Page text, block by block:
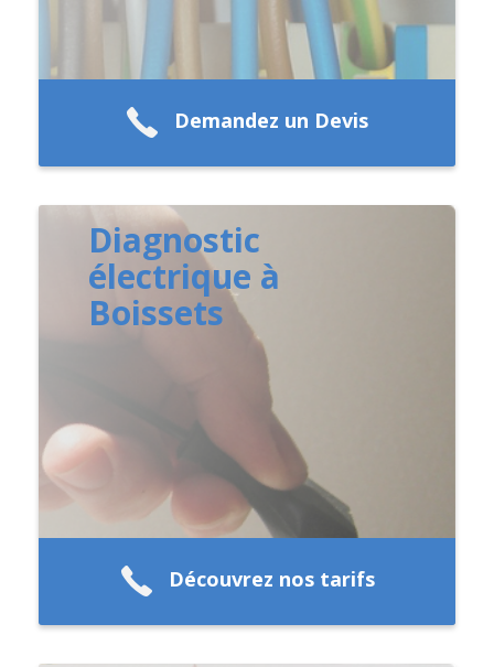
Demandez un Devis
Diagnostic
électrique à
Boissets
Découvrez nos tarifs